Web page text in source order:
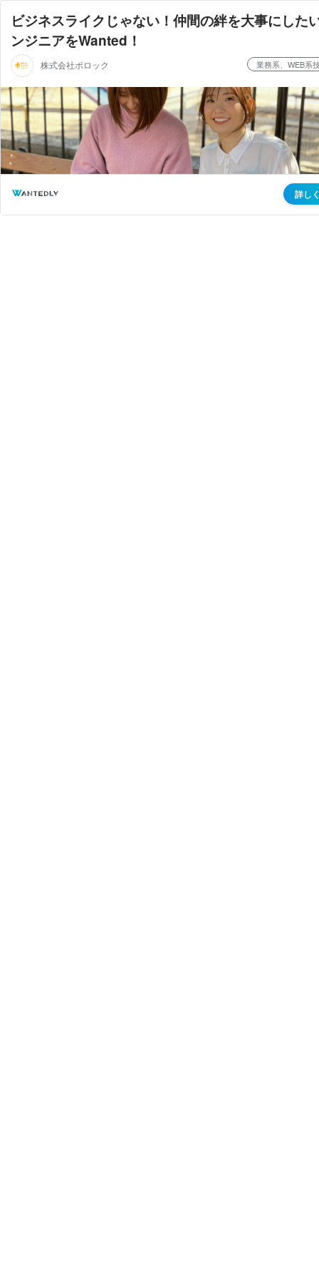
ビジネスライクじゃない！仲間の絆を大事にした
ンジニアをWanted！
株式会社ポロック 業務系、WEB系
詳し